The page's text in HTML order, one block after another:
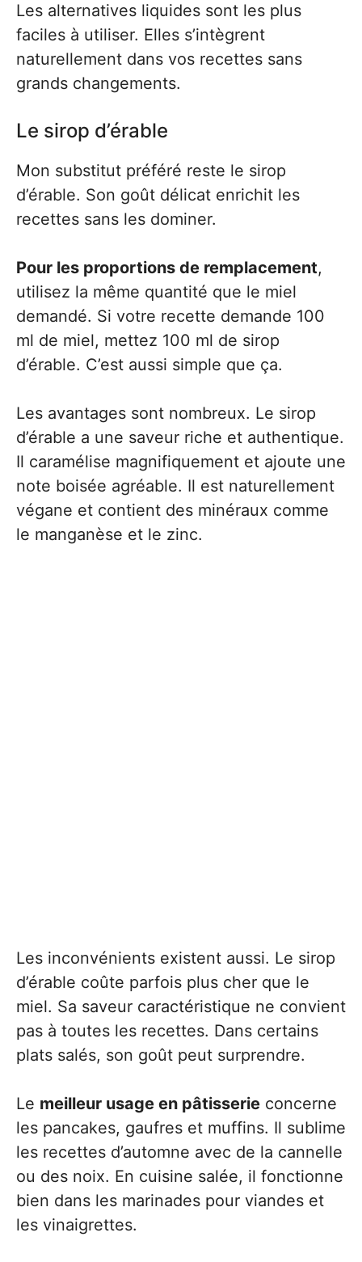
Les alternatives liquides sont les plus
faciles à utiliser. Elles s’intègrent
naturellement dans vos recettes sans
grands changements.
Le sirop d’érable
Mon substitut préféré reste le sirop
d’érable. Son goût délicat enrichit les
recettes sans les dominer.
Pour les proportions de remplacement,
utilisez la même quantité que le miel
demandé. Si votre recette demande 100
ml de miel, mettez 100 ml de sirop
d’érable. C’est aussi simple que ça.
Les avantages sont nombreux. Le sirop
d’érable a une saveur riche et authentique.
Il caramélise magnifiquement et ajoute une
note boisée agréable. Il est naturellement
végane et contient des minéraux comme
le manganèse et le zinc.
Les inconvénients existent aussi. Le sirop
d’érable coûte parfois plus cher que le
miel. Sa saveur caractéristique ne convient
pas à toutes les recettes. Dans certains
plats salés, son goût peut surprendre.
Le meilleur usage en pâtisserie concerne
les pancakes, gaufres et muffins. Il sublime
les recettes d’automne avec de la cannelle
ou des noix. En cuisine salée, il fonctionne
bien dans les marinades pour viandes et
les vinaigrettes.